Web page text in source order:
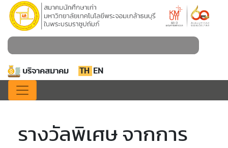
บริจาคสมาคม TH EN
รางวัลพิเศษ จากการ